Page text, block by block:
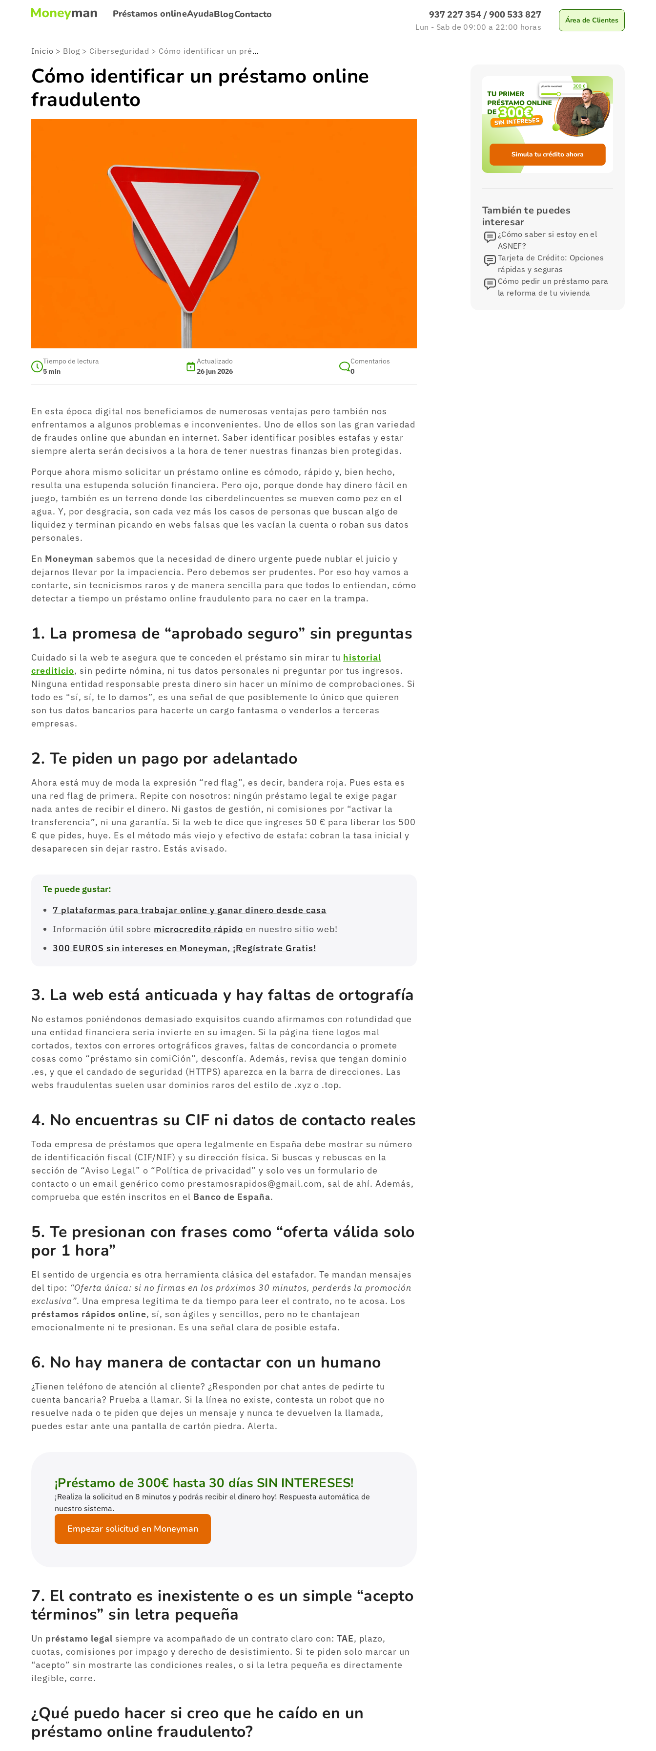
Préstamos onlineAyudaBlogContacto 937 227 354 /900 533 827
Lun - Sab de 09:00 a 22:00 horas
Área de Clientes
Inicio > Blog > Ciberseguridad > Cómo identificar un préstamo online fraudulento
Cómo identificar un préstamo online
fraudulento
Tiempo de lectura
5 min
Actualizado
26 jun 2026
Comentarios
0
En esta época digital nos beneficiamos de numerosas ventajas pero también nos
enfrentamos a algunos problemas e inconvenientes. Uno de ellos son las gran variedad
de fraudes online que abundan en internet. Saber identificar posibles estafas y estar
siempre alerta serán decisivos a la hora de tener nuestras finanzas bien protegidas.
Porque ahora mismo solicitar un préstamo online es cómodo, rápido y, bien hecho,
resulta una estupenda solución financiera. Pero ojo, porque donde hay dinero fácil en
juego, también es un terreno donde los ciberdelincuentes se mueven como pez en el
agua. Y, por desgracia, son cada vez más los casos de personas que buscan algo de
liquidez y terminan picando en webs falsas que les vacían la cuenta o roban sus datos
personales.
En Moneyman sabemos que la necesidad de dinero urgente puede nublar el juicio y
dejarnos llevar por la impaciencia. Pero debemos ser prudentes. Por eso hoy vamos a
contarte, sin tecnicismos raros y de manera sencilla para que todos lo entiendan, cómo
detectar a tiempo un préstamo online fraudulento para no caer en la trampa.
1. La promesa de “aprobado seguro” sin preguntas
Cuidado si la web te asegura que te conceden el préstamo sin mirar tu historial
crediticio, sin pedirte nómina, ni tus datos personales ni preguntar por tus ingresos.
Ninguna entidad responsable presta dinero sin hacer un mínimo de comprobaciones. Si
todo es “sí, sí, te lo damos”, es una señal de que posiblemente lo único que quieren
son tus datos bancarios para hacerte un cargo fantasma o venderlos a terceras
empresas.
2. Te piden un pago por adelantado
Ahora está muy de moda la expresión “red flag”, es decir, bandera roja. Pues esta es
una red flag de primera. Repite con nosotros: ningún préstamo legal te exige pagar
nada antes de recibir el dinero. Ni gastos de gestión, ni comisiones por “activar la
transferencia”, ni una garantía. Si la web te dice que ingreses 50 € para liberar los 500
€ que pides, huye. Es el método más viejo y efectivo de estafa: cobran la tasa inicial y
desaparecen sin dejar rastro. Estás avisado.
Te puede gustar:
7 plataformas para trabajar online y ganar dinero desde casa
Información útil sobre microcredito rápido en nuestro sitio web!
300 EUROS sin intereses en Moneyman, ¡Regístrate Gratis!
3. La web está anticuada y hay faltas de ortografía
No estamos poniéndonos demasiado exquisitos cuando afirmamos con rotundidad que
una entidad financiera seria invierte en su imagen. Si la página tiene logos mal
cortados, textos con errores ortográficos graves, faltas de concordancia o promete
cosas como “préstamo sin comiCión”, desconfía. Además, revisa que tengan dominio
.es, y que el candado de seguridad (HTTPS) aparezca en la barra de direcciones. Las
webs fraudulentas suelen usar dominios raros del estilo de .xyz o .top.
4. No encuentras su CIF ni datos de contacto reales
Toda empresa de préstamos que opera legalmente en España debe mostrar su número
de identificación fiscal (CIF/NIF) y su dirección física. Si buscas y rebuscas en la
sección de “Aviso Legal” o “Política de privacidad” y solo ves un formulario de
contacto o un email genérico como prestamosrapidos@gmail.com, sal de ahí. Además,
comprueba que estén inscritos en el Banco de España.
5. Te presionan con frases como “oferta válida solo
por 1 hora”
El sentido de urgencia es otra herramienta clásica del estafador. Te mandan mensajes
del tipo: “Oferta única: si no firmas en los próximos 30 minutos, perderás la promoción
exclusiva”. Una empresa legítima te da tiempo para leer el contrato, no te acosa. Los
préstamos rápidos online, sí, son ágiles y sencillos, pero no te chantajean
emocionalmente ni te presionan. Es una señal clara de posible estafa.
6. No hay manera de contactar con un humano
¿Tienen teléfono de atención al cliente? ¿Responden por chat antes de pedirte tu
cuenta bancaria? Prueba a llamar. Si la línea no existe, contesta un robot que no
resuelve nada o te piden que dejes un mensaje y nunca te devuelven la llamada,
puedes estar ante una pantalla de cartón piedra. Alerta.
Empezar solicitud en Moneyman
¡Realiza la solicitud en 8 minutos y podrás recibir el dinero hoy! Respuesta automática de
nuestro sistema.
¡Préstamo de 300€ hasta 30 días SIN INTERESES!
7. El contrato es inexistente o es un simple “acepto
términos” sin letra pequeña
Un préstamo legal siempre va acompañado de un contrato claro con: TAE, plazo,
cuotas, comisiones por impago y derecho de desistimiento. Si te piden solo marcar un
“acepto” sin mostrarte las condiciones reales, o si la letra pequeña es directamente
ilegible, corre.
¿Qué puedo hacer si creo que he caído en un
préstamo online fraudulento?
También te puedes
interesar
¿Cómo saber si estoy en el
ASNEF?
Tarjeta de Crédito: Opciones
rápidas y seguras
Cómo pedir un préstamo para
la reforma de tu vivienda